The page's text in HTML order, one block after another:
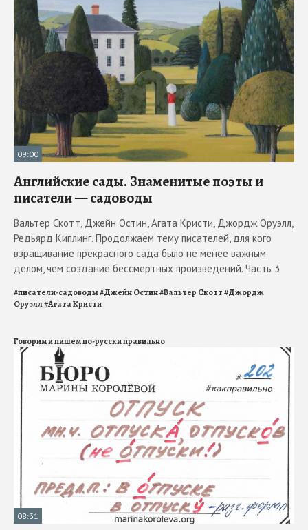
09:00
Английские сады. Знаменитые поэты и
писатели — садоводы
Вальтер Скотт, Джейн Остин, Агата Кристи, Джордж Оруэлл,
Редьярд Киплинг. Продолжаем тему писателей, для кого
взращивание прекрасного сада было не менее важным
делом, чем создание бессмертных произведений. Часть 3
#писатели-садоводы#Джейн Остин#Вальтер Скотт#Джордж
Оруэлл#Агата Кристи
Говорим и пишем по-русски правильно
08:31